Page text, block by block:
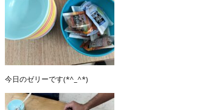
今日のゼリーです(*^_^*)